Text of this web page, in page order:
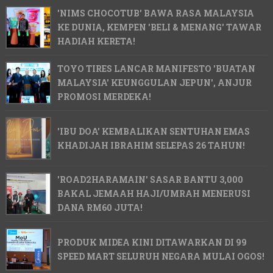
'NIMS CHOCOTUB' BAWA RASA MALAYSIA
KE DUNIA, KEMPEN 'BELI & MENANG' TAWAR
HADIAH KERETA!
TOYO TIRES LANCAR MANIFESTO 'BUATAN
MALAYSIA' KEUNGGULAN JEPUN', ANJUR
PROMOSI MERDEKA!
'IBU DOA' KEMBALIKAN SENTUHAN EMAS
KHADIJAH IBRAHIM SELEPAS 26 TAHUN!
'ROAD2HARAMAIN' SASAR BANTU 3,000
BAKAL JEMAAH HAJI/UMRAH MENERUSI
DANA RM60 JUTA!
PRODUK MIDEA KINI DITAWARKAN DI 99
SPEED MART SELURUH NEGARA MULAI OGOS!